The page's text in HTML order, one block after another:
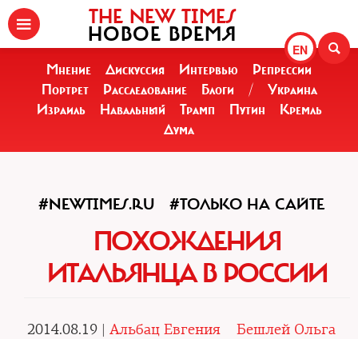
EN
THE NEW TIMES
НОВОЕ ВРЕМЯ
Мнение Дискуссия Интервью
Репрессии
Портрет
Расследование Блоги /
Украина
Израиль
Навальный Трамп Путин
Кремль
Дума
#NEWTIMES.RU #ТОЛЬКО НА САЙТЕ
ПОХОЖДЕНИЯ
ИТАЛЬЯНЦА В РОССИИ
2014.08.19 | Альбац Евгения Бешлей Ольга